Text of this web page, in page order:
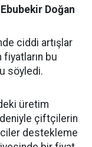
Doğan
ciddi artışlar
fiyatların bu
söyledi.
üretim
çiftçilerin
destekleme